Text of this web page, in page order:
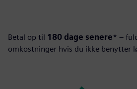
Betal op til 180 dage senere* –
omkostninger hvis du ikke benytter